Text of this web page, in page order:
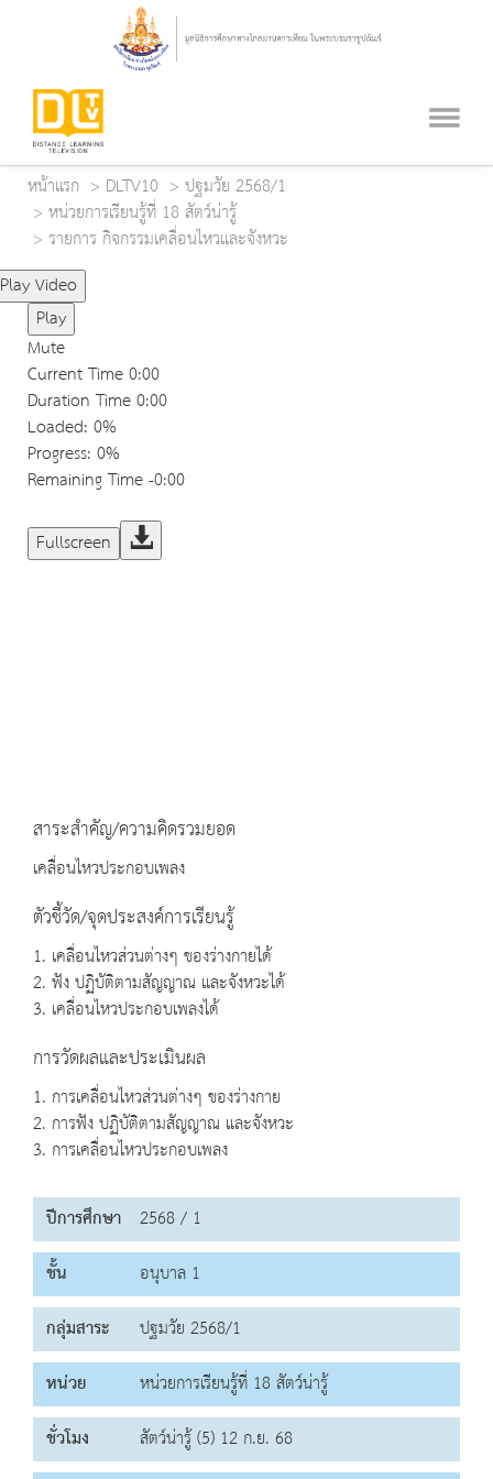
หน้าแรก DLTV10
ปฐมวัย 2568/1
หน่วยการเรียนรู้ที่ 18 สัตว์น่ารู้
รายการ กิจกรรมเคลื่อนไหวและจังหวะ
Play Video
Play
Mute
Current Time0:00
Duration Time0:00
Loaded: 0%
Progress: 0%
Remaining Time-0:00
Fullscreen
สาระสำคัญ/ความคิดรวมยอด
เคลื่อนไหวประกอบเพลง
ตัวชี้วัด/จุดประสงค์การเรียนรู้
1. เคลื่อนไหวส่วนต่างๆ ของร่างกายได้
2. ฟัง ปฏิบัติตามสัญญาณ และจังหวะได้
3. เคลื่อนไหวประกอบเพลงได้
การวัดผลและประเมินผล
1. การเคลื่อนไหวส่วนต่างๆ ของร่างกาย
2. การฟัง ปฏิบัติตามสัญญาณ และจังหวะ
3. การเคลื่อนไหวประกอบเพลง
ปีการศึกษา 2568 / 1
ชั้น
อนุบาล 1
กลุ่มสาระ
ปฐมวัย 2568/1
หน่วย
หน่วยการเรียนรู้ที่ 18 สัตว์น่ารู้
ชั่วโมง
สัตว์น่ารู้ (5) 12 ก.ย. 68